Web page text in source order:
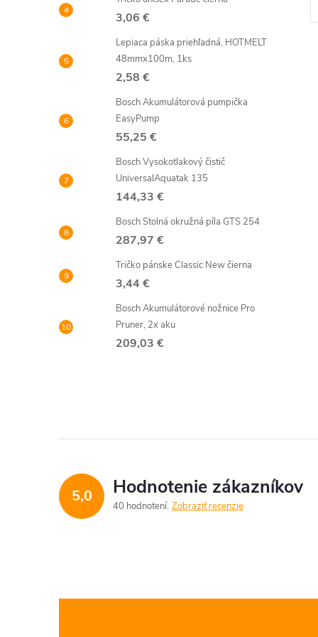
3,06 €
Lepiaca páska priehľadná, HOTMELT
48mmx100m, 1ks
2,58 €
Bosch Akumulátorová pumpička
EasyPump
55,25 €
Bosch Vysokotlakový čistič
UniversalAquatak 135
144,33 €
Bosch Stolná okružná píla GTS 254
287,97 €
Tričko pánske Classic New čierna
3,44 €
Bosch Akumulátorové nožnice Pro
Pruner, 2x aku
209,03 €
5,0 Hodnotenie zákazníkov
40 hodnotení Zobraziť recenzie